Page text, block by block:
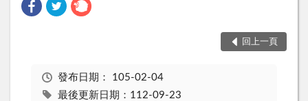
回上一頁
發布日期： 105-02-04
最後更新日期：112-09-23